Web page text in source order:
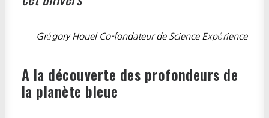
Grégory Houel Co-fondateur de Science Expérience
A la découverte des profondeurs de
la planète bleue